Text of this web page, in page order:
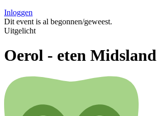
Inloggen
Dit event is al begonnen/geweest.
Uitgelicht
Oerol - eten Midsland